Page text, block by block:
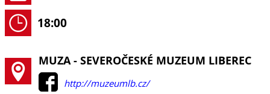
18:00
MUZA - SEVEROČESKÉ MUZEUM LIBEREC
http://muzeumlb.cz/